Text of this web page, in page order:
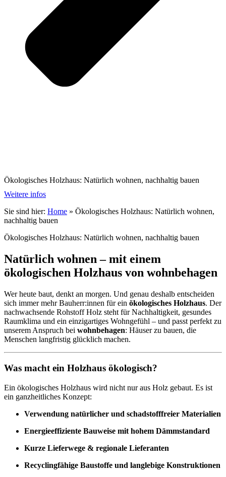
Ökologisches Holzhaus: Natürlich wohnen, nachhaltig bauen
Weitere infos
Sie sind hier: Home » Ökologisches Holzhaus: Natürlich wohnen,
nachhaltig bauen
Ökologisches Holzhaus: Natürlich wohnen, nachhaltig bauen
Natürlich wohnen – mit einem
ökologischen Holzhaus von wohnbehagen
Wer heute baut, denkt an morgen. Und genau deshalb entscheiden
sich immer mehr Bauherr:innen für ein ökologisches Holzhaus. Der
nachwachsende Rohstoff Holz steht für Nachhaltigkeit, gesundes
Raumklima und ein einzigartiges Wohngefühl – und passt perfekt zu
unserem Anspruch bei wohnbehagen: Häuser zu bauen, die
Menschen langfristig glücklich machen.
Was macht ein Holzhaus ökologisch?
Ein ökologisches Holzhaus wird nicht nur aus Holz gebaut. Es ist
ein ganzheitliches Konzept:
Verwendung natürlicher und schadstofffreier Materialien
Energieeffiziente Bauweise mit hohem Dämmstandard
Kurze Lieferwege & regionale Lieferanten
Recyclingfähige Baustoffe und langlebige Konstruktionen